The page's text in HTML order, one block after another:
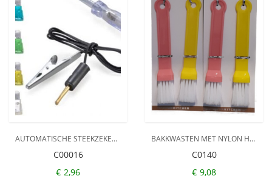
AUTOMATISCHE STEEKZEKERING MET TESTER
C00016
€ 2,96
BAKKWASTEN MET NYLON HAAR – INVETKWASTEN – KEUKEN – SET VAN 4 STUKS – ROZE EN GEEL – KOOKGEREI
C0140
€ 9,08